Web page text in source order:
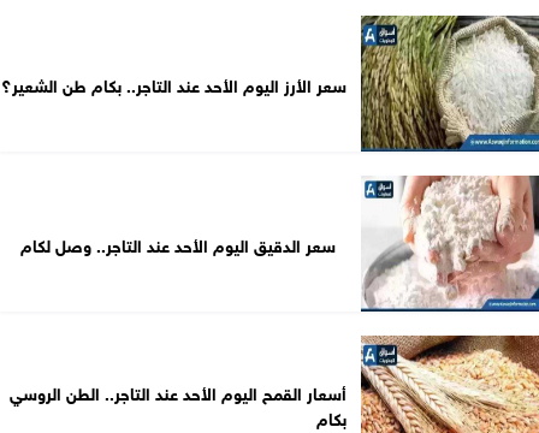
سعر الأرز اليوم الأحد عند التاجر.. بكام طن الشعير؟
سعر الدقيق اليوم الأحد عند التاجر.. وصل لكام
أسعار القمح اليوم الأحد عند التاجر.. الطن الروسي
بكام